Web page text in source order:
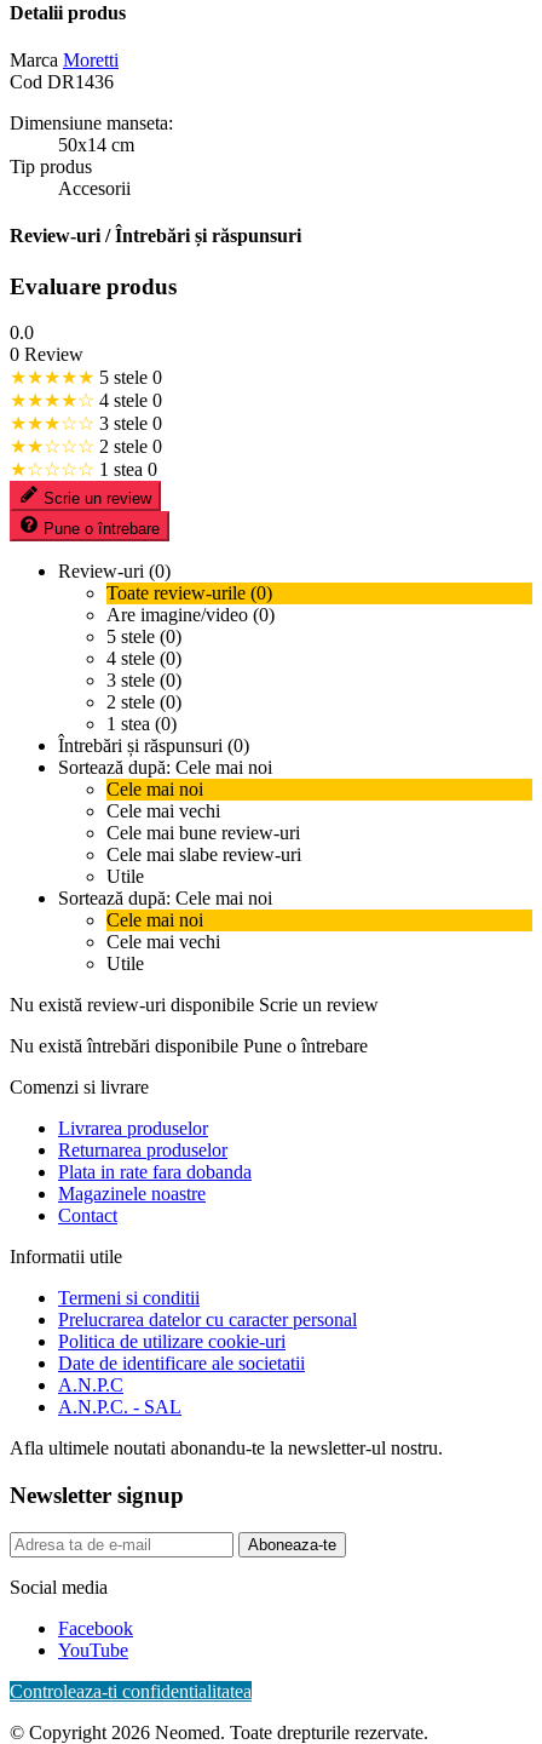
Detalii produs
Marca Moretti
Cod DR1436
Dimensiune manseta:
50x14 cm
Tip produs
Accesorii
Review-uri / Întrebări și răspunsuri
Evaluare produs
0.0
0 Review
★★★★★ 5 stele 0
★★★★☆ 4 stele 0
★★★☆☆ 3 stele 0
★★☆☆☆ 2 stele 0
★☆☆☆☆ 1 stea 0
Scrie un review
Pune o întrebare
Review-uri (0)
Toate review-urile (0)
Are imagine/video (0)
5 stele (0)
4 stele (0)
3 stele (0)
2 stele (0)
1 stea (0)
Întrebări și răspunsuri (0)
Sortează după: Cele mai noi
Cele mai noi
Cele mai vechi
Cele mai bune review-uri
Cele mai slabe review-uri
Utile
Sortează după: Cele mai noi
Cele mai noi
Cele mai vechi
Utile
Nu există review-uri disponibile Scrie un review
Nu există întrebări disponibile Pune o întrebare
Comenzi si livrare
Livrarea produselor
Returnarea produselor
Plata in rate fara dobanda
Magazinele noastre
Contact
Informatii utile
Termeni si conditii
Prelucrarea datelor cu caracter personal
Politica de utilizare cookie-uri
Date de identificare ale societatii
A.N.P.C
A.N.P.C. - SAL
Afla ultimele noutati abonandu-te la newsletter-ul nostru.
Newsletter signup
Aboneaza-te
Social media
Facebook
YouTube
Controleaza-ti confidentialitatea
© Copyright 2026 Neomed. Toate drepturile rezervate.